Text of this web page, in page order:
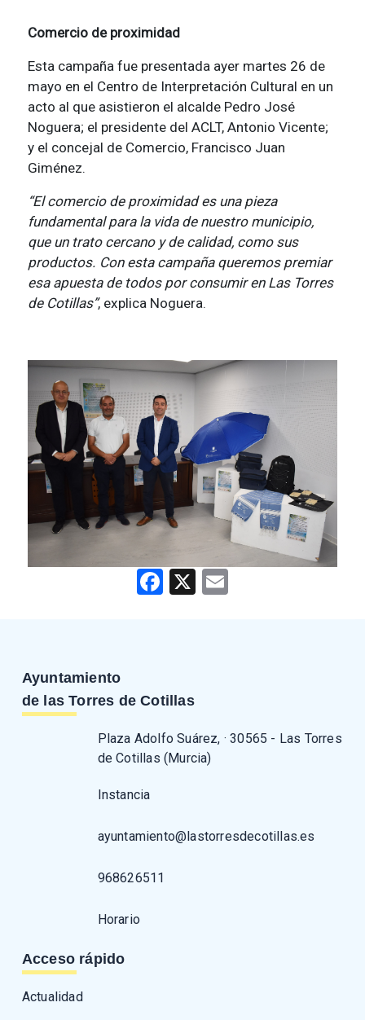
Comercio de proximidad
Esta campaña fue presentada ayer martes 26 de
mayo en el Centro de Interpretación Cultural en un
acto al que asistieron el alcalde Pedro José
Noguera; el presidente del ACLT, Antonio Vicente;
y el concejal de Comercio, Francisco Juan
Giménez.
“El comercio de proximidad es una pieza
fundamental para la vida de nuestro municipio,
que un trato cercano y de calidad, como sus
productos. Con esta campaña queremos premiar
esa apuesta de todos por consumir en Las Torres
de Cotillas”, explica Noguera.
Facebook
X
Ayuntamiento
de las Torres de Cotillas
Plaza Adolfo Suárez, · 30565 - Las Torres
de Cotillas (Murcia)
Instancia
ayuntamiento@lastorresdecotillas.es
968626511
Horario
Acceso rápido
Actualidad